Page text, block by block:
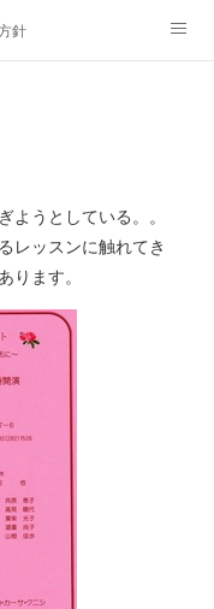
針
ケジュール
ようとしている。。
レッスンに触れてき
ります。